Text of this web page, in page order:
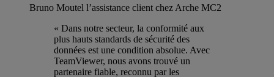
Bruno Moutel l’assistance client chez Arche MC2
« Dans notre secteur, la conformité aux
plus hauts standards de sécurité des
données est une condition absolue. Avec
TeamViewer, nous avons trouvé un
partenaire fiable, reconnu par les